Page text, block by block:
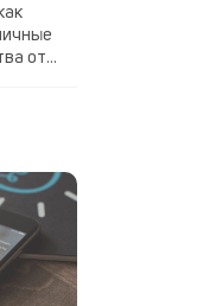
от